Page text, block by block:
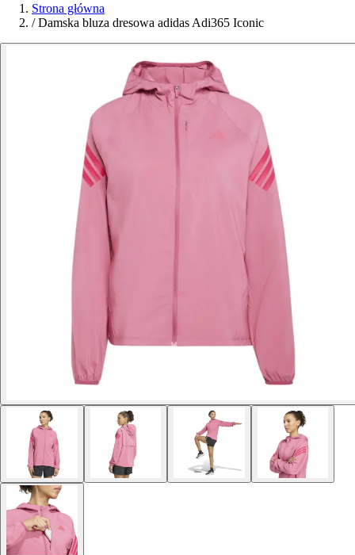
Strona główna
/ Damska bluza dresowa adidas Adi365 Iconic